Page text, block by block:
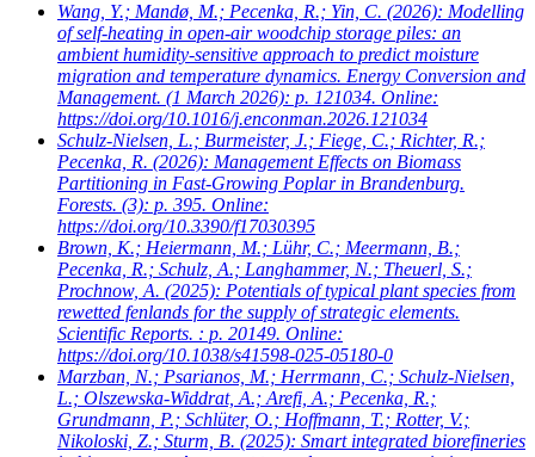
Wang, Y.; Mandø, M.; Pecenka, R.; Yin, C. (2026): Modelling
of self-heating in open-air woodchip storage piles: an
ambient humidity-sensitive approach to predict moisture
migration and temperature dynamics. Energy Conversion and
Management. (1 March 2026): p. 121034. Online:
https://doi.org/10.1016/j.enconman.2026.121034
Schulz-Nielsen, L.; Burmeister, J.; Fiege, C.; Richter, R.;
Pecenka, R. (2026): Management Effects on Biomass
Partitioning in Fast-Growing Poplar in Brandenburg.
Forests. (3): p. 395. Online:
https://doi.org/10.3390/f17030395
Brown, K.; Heiermann, M.; Lühr, C.; Meermann, B.;
Pecenka, R.; Schulz, A.; Langhammer, N.; Theuerl, S.;
Prochnow, A. (2025): Potentials of typical plant species from
rewetted fenlands for the supply of strategic elements.
Scientific Reports. : p. 20149. Online:
https://doi.org/10.1038/s41598-025-05180-0
Marzban, N.; Psarianos, M.; Herrmann, C.; Schulz-Nielsen,
L.; Olszewska-Widdrat, A.; Arefi, A.; Pecenka, R.;
Grundmann, P.; Schlüter, O.; Hoffmann, T.; Rotter, V.;
Nikoloski, Z.; Sturm, B. (2025): Smart integrated biorefineries